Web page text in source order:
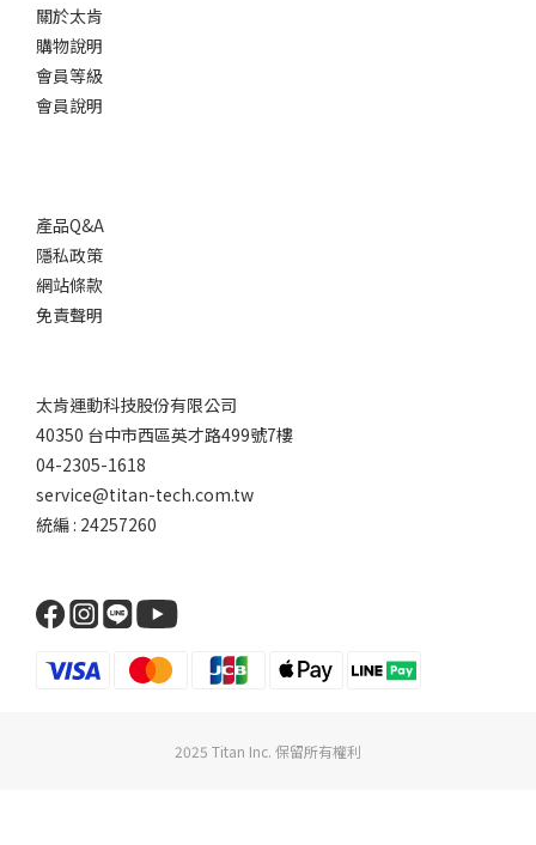
關於太肯
購物說明
會員等級
會員說明
產品Q&A
隱私政策
網站條款
免責聲明
太肯運動科技股份有限公司
40350 台中市西區英才路499號7樓
04-2305-1618
service@titan-tech.com.tw
統編 : 24257260
2025 Titan Inc. 保留所有權利